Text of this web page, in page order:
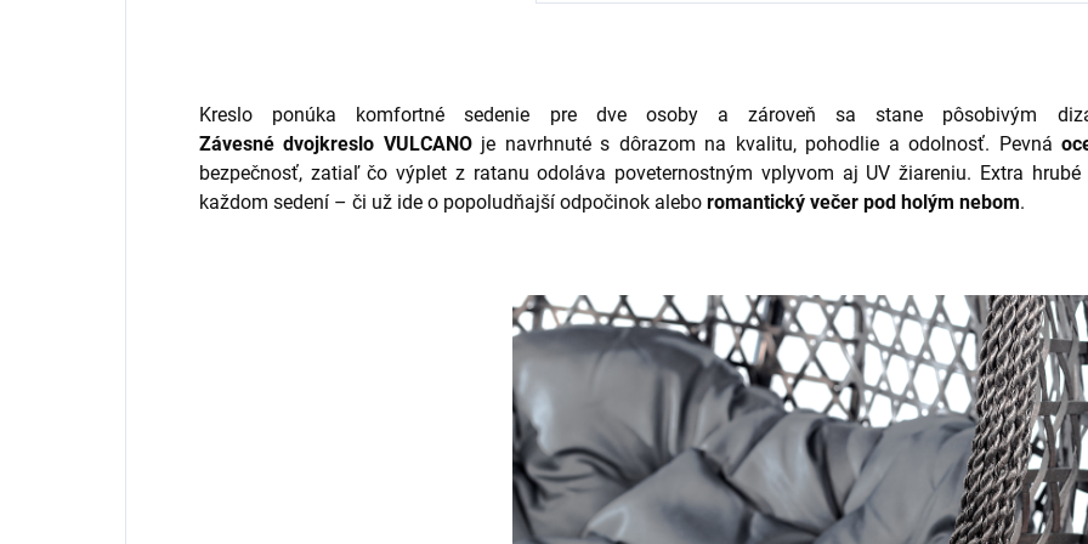
Kreslo ponúka komfortné sedenie pre dve osoby a zároveň sa stane pôsobivým
Závesné dvojkreslo VULCANOje navrhnuté s dôrazom na kvalitu, pohodlie a odolnosť. Pevná
bezpečnosť, zatiaľ čo výplet z ratanu odoláva poveternostným vplyvom aj UV žiareniu. Extra
každom sedení – či už ide o popoludňajší odpočinok alebo romantický večer pod holým nebom.